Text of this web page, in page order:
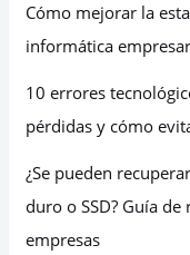
Cómo mejorar la
informática
10 errores
pérdidas y cómo
¿Se pueden
duro o SSD? Guía
empresas